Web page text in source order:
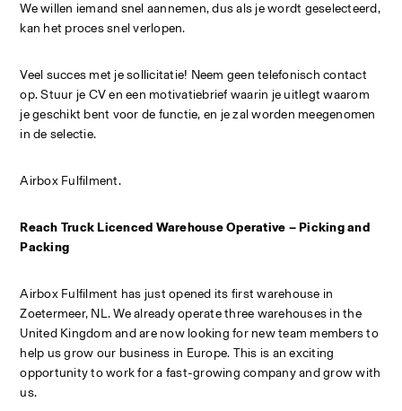
We willen iemand snel aannemen, dus als je wordt geselecteerd,
kan het proces snel verlopen.
Veel succes met je sollicitatie! Neem geen telefonisch contact
op. Stuur je CV en een motivatiebrief waarin je uitlegt waarom
je geschikt bent voor de functie, en je zal worden meegenomen
in de selectie.
Airbox Fulfilment.
Reach Truck Licenced Warehouse Operative – Picking and
Packing
Airbox Fulfilment has just opened its first warehouse in
Zoetermeer, NL. We already operate three warehouses in the
United Kingdom and are now looking for new team members to
help us grow our business in Europe. This is an exciting
opportunity to work for a fast-growing company and grow with
us.